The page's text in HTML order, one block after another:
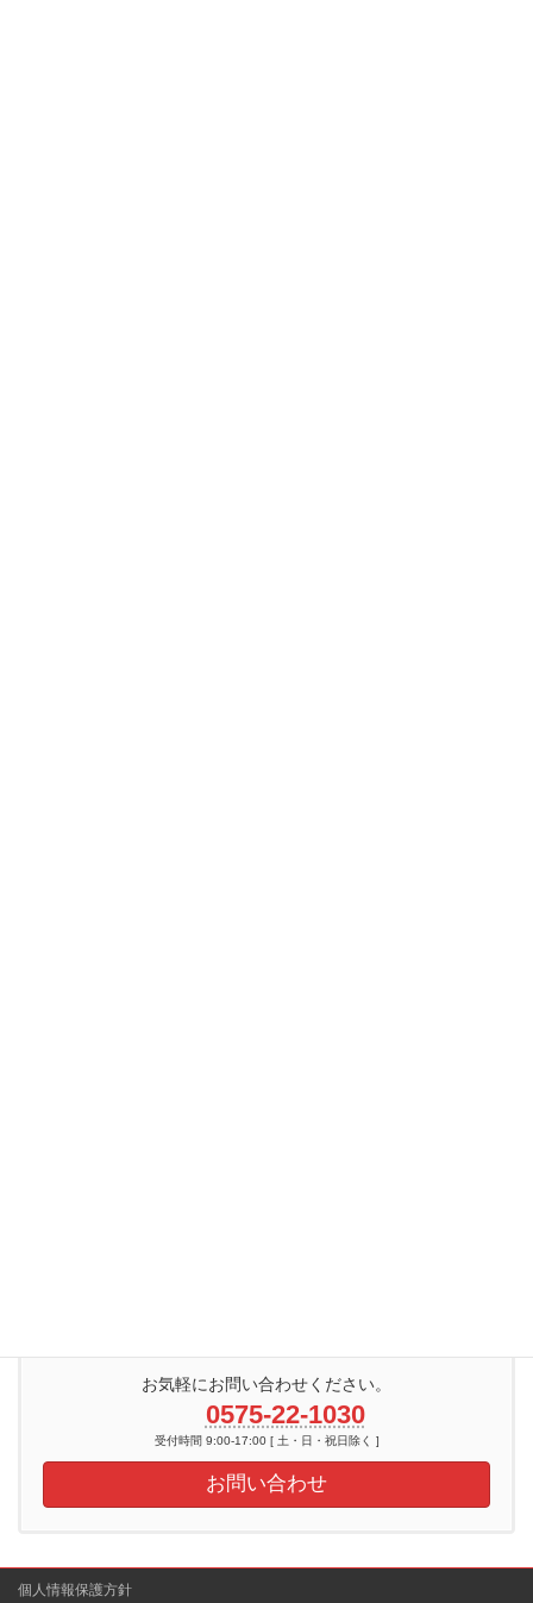
お気軽にお問い合わせください。
0575-22-1030
受付時間 9:00-17:00 [ 土・日・祝日除く ]
お問い合わせ
個人情報保護方針